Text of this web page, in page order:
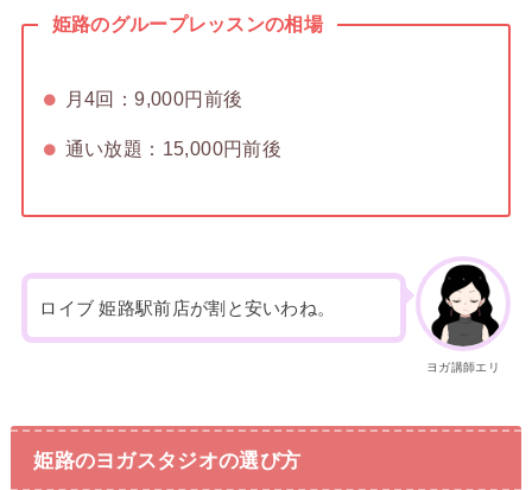
姫路のグループレッスンの相場
月4回：9,000円前後
通い放題：15,000円前後
ヨガ講師エリ
ロイブ 姫路駅前店が割と安いわね。
姫路のヨガスタジオの選び方